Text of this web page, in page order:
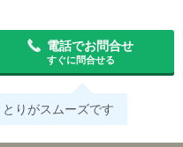
電話でお問合せ
すぐに問合せる
りがスムーズです